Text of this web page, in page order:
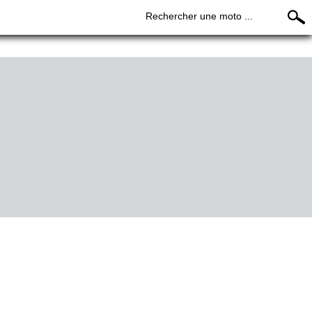
Rechercher une moto ...